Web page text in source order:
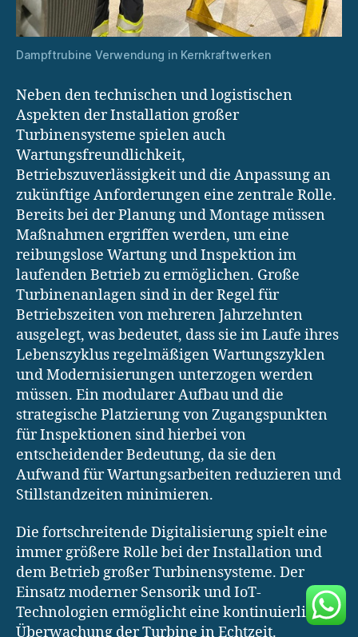
Dampftrubine Verwendung in Kernkraftwerken
Neben den technischen und logistischen
Aspekten der Installation großer
Turbinensysteme spielen auch
Wartungsfreundlichkeit,
Betriebszuverlässigkeit und die Anpassung an
zukünftige Anforderungen eine zentrale Rolle.
Bereits bei der Planung und Montage müssen
Maßnahmen ergriffen werden, um eine
reibungslose Wartung und Inspektion im
laufenden Betrieb zu ermöglichen. Große
Turbinenanlagen sind in der Regel für
Betriebszeiten von mehreren Jahrzehnten
ausgelegt, was bedeutet, dass sie im Laufe ihres
Lebenszyklus regelmäßigen Wartungszyklen
und Modernisierungen unterzogen werden
müssen. Ein modularer Aufbau und die
strategische Platzierung von Zugangspunkten
für Inspektionen sind hierbei von
entscheidender Bedeutung, da sie den
Aufwand für Wartungsarbeiten reduzieren und
Stillstandzeiten minimieren.
Die fortschreitende Digitalisierung spielt eine
immer größere Rolle bei der Installation und
dem Betrieb großer Turbinensysteme. Der
Einsatz moderner Sensorik und IoT-
Technologien ermöglicht eine kontinuierliche
Überwachung der Turbine in Echtzeit.